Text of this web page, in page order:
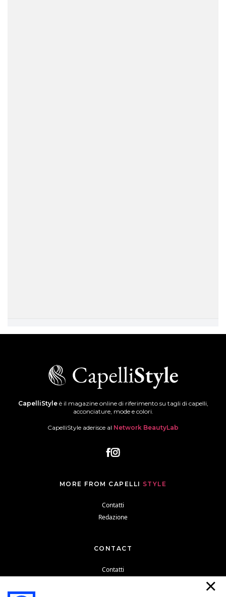
CapelliStyleè il magazine online di riferimento su tagli di capelli,
acconciature, mode e colori.
CapelliStyle aderisce al Network BeautyLab
MORE FROM CAPELLI STYLE
Contatti
Redazione
CONTACT
Contatti